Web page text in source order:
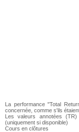
La performance "Total
concernée, comme s'ils
Les valeurs annotées
(uniquement si disponible)
Cours en clôtures